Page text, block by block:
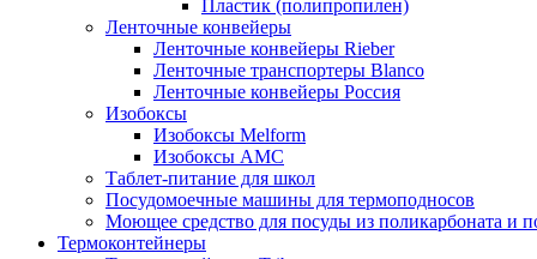
Пластик (полипропилен)
Ленточные конвейеры
Ленточные конвейеры Rieber
Ленточные транспортеры Blanco
Ленточные конвейеры Россия
Изобоксы
Изобоксы Melform
Изобоксы AMC
Таблет-питание для школ
Посудомоечные машины для термоподносов
Моющее средство для посуды из поликарбоната и
Термоконтейнеры